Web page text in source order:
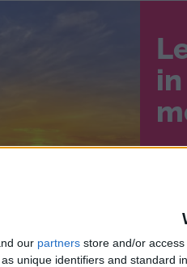
our partners store and/or
unique identifiers and standard